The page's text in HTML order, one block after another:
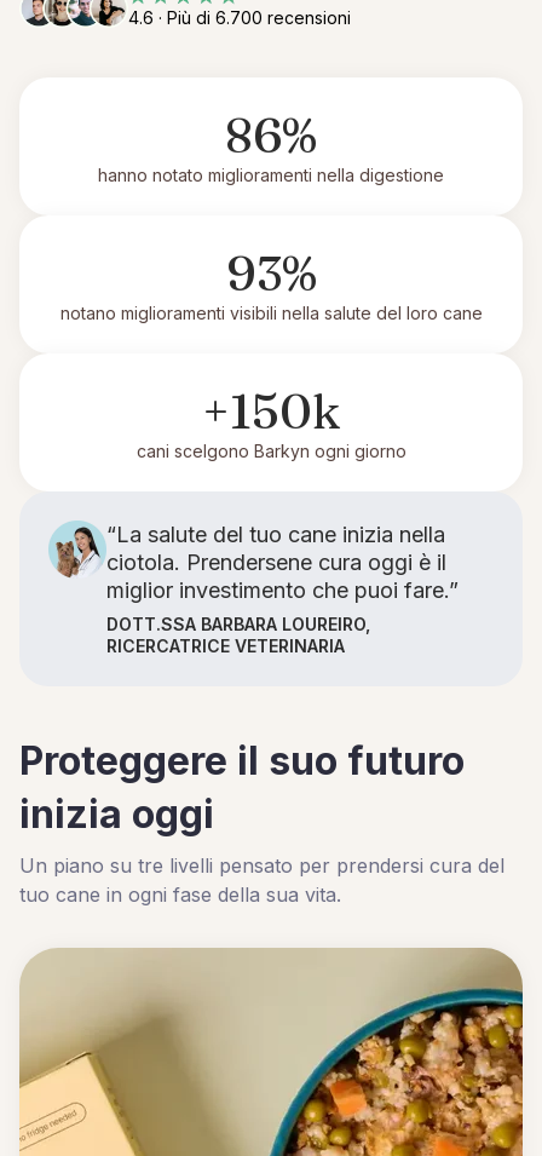
4.6 · Più di 6.700 recensioni
86%
hanno notato miglioramenti nella digestione
93%
notano miglioramenti visibili nella salute del loro cane
+150k
cani scelgono Barkyn ogni giorno
“La salute del tuo cane inizia nella
ciotola. Prendersene cura oggi è il
miglior investimento che puoi fare.”
DOTT.SSA BARBARA LOUREIRO,
RICERCATRICE VETERINARIA
Proteggere il suo futuro
inizia oggi
Un piano su tre livelli pensato per prendersi cura del
tuo cane in ogni fase della sua vita.